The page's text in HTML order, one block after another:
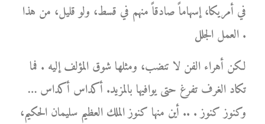
في أمريكا، إسهاماً صادقاً منهم في قسط، ولو قليل، من هذا
العمل الجلل .
لكن أهراء الفن لا تنضب، ومثلها شوق المؤلف إليه . فما
تكاد الغرف تفرغ حتى يوافيها بالمزيد. أكداس أكداس …
وكنوز كنوز . .. أين منها كنوز الملك العظيم سليمان الحكيم،